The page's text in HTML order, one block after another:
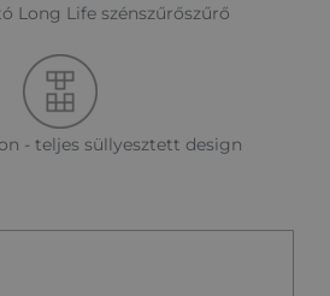
Long Life szénszűrőszűrő
- teljes süllyesztett design